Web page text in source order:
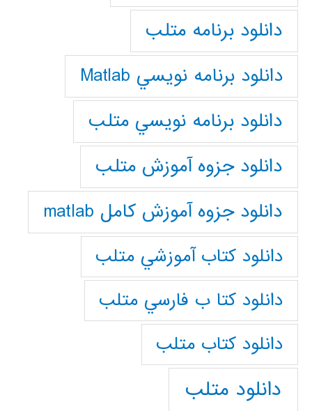
دانلود برنامه متلب
دانلود برنامه نويسي Matlab
دانلود برنامه نويسي متلب
دانلود جزوه آموزش متلب
دانلود جزوه آموزش کامل matlab
دانلود كتاب آموزشي متلب
دانلود كتا ب فارسي متلب
دانلود كتاب متلب
دانلود متلب